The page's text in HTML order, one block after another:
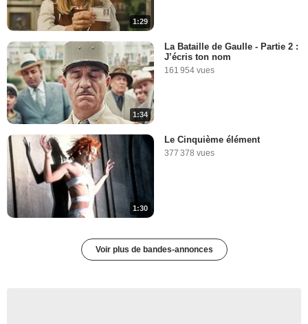
1:29
1:34
La Bataille de Gaulle - Partie 2 :
J’écris ton nom
161 954 vues
1:30
Le Cinquième élément
377 378 vues
Voir plus de bandes-annonces